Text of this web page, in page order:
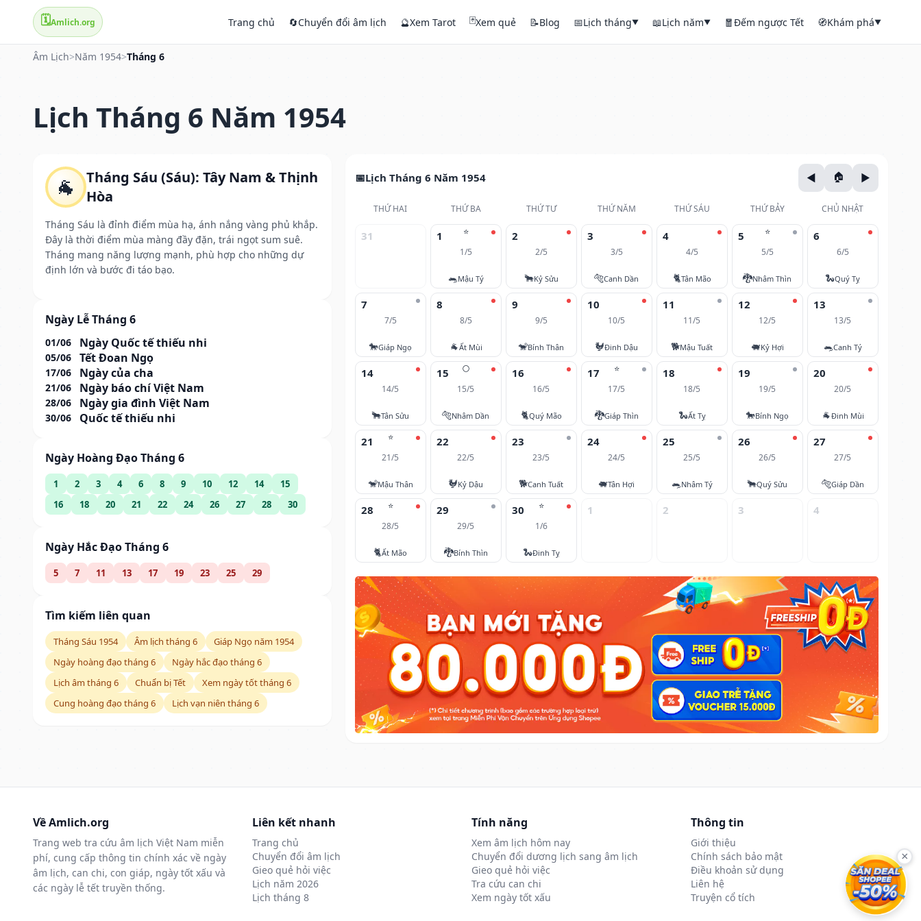
🗓️Amlich.org Trang chủ 🔄Chuyển đổi âm lịch 🔮Xem Tarot 🃏Xem quẻ 📝Blog 📅Lịch tháng▼ 📖Lịch năm▼ 🧧Đếm ngược Tết 🧭Khám phá▼
Âm Lịch>Năm 1954>Tháng 6
Lịch Tháng 6 Năm 1954
🐐
Tháng Sáu (Sáu): Tây Nam & Thịnh
Hòa
Tháng Sáu là đỉnh điểm mùa hạ, ánh nắng vàng phủ khắp.
Đây là thời điểm mùa màng đầy đặn, trái ngọt sum suê.
Tháng mang năng lượng mạnh, phù hợp cho những dự
định lớn và bước đi táo bạo.
Ngày Lễ Tháng 6
01/06 Ngày Quốc tế thiếu nhi
05/06 Tết Đoan Ngọ
17/06 Ngày của cha
21/06 Ngày báo chí Việt Nam
28/06 Ngày gia đình Việt Nam
30/06 Quốc tế thiếu nhi
Ngày Hoàng Đạo Tháng 6
1 2 3 4 6 8 9 10 12 14
15
16
18 20 21 22 24 26 27 28 30
Ngày Hắc Đạo Tháng 6
5 7 11 13 17 19 23 25 29
Tìm kiếm liên quan
Tháng Sáu 1954 Âm lịch tháng 6
Giáp Ngọ năm 1954
Ngày hoàng đạo tháng 6
Ngày hắc đạo tháng 6
Lịch âm tháng 6
Chuẩn bị Tết
Xem ngày tốt tháng 6
Cung hoàng đạo tháng 6
Lịch vạn niên tháng 6
Lịch Tháng 6 Năm 1954
THỨ HAI THỨ BA THỨ TƯ THỨ NĂM THỨ SÁU THỨ BẢY CHỦ NHẬT
31 ⭐
1
1/5
🐀Mậu Tý
2
2/5
🐂Kỷ Sửu
3
3/5
🐅Canh Dần
4
4/5
🐈Tân Mão
⭐
5
5/5
🐉Nhâm Thìn
6
6/5
🐍Quý Tỵ
7
7/5
🐎Giáp Ngọ
8
8/5
🐐Ất Mùi
9
9/5
🐒Bính Thân
10
10/5
🐓Đinh Dậu
11
11/5
🐕Mậu Tuất
12
12/5
🐖Kỷ Hợi
13
13/5
🐀Canh Tý
14
14/5
🐂Tân Sửu
🌕
15
15/5
🐅Nhâm Dần
16
16/5
🐈Quý Mão
⭐
17
17/5
🐉Giáp Thìn
18
18/5
🐍Ất Tỵ
19
19/5
🐎Bính Ngọ
20
20/5
🐐Đinh Mùi
⭐
21
21/5
🐒Mậu Thân
22
22/5
🐓Kỷ Dậu
23
23/5
🐕Canh Tuất
24
24/5
🐖Tân Hợi
25
25/5
🐀Nhâm Tý
26
26/5
🐂Quý Sửu
27
27/5
🐅Giáp Dần
⭐
28
28/5
🐈Ất Mão
29
29/5
🐉Bính Thìn
⭐
30
1/6
🐍Đinh Tỵ
1 2 3 4
Về Amlich.org
Trang web tra cứu âm lịch Việt Nam miễn
phí, cung cấp thông tin chính xác về ngày
âm lịch, can chi, con giáp, ngày tốt xấu và
các ngày lễ tết truyền thống.
Liên kết nhanh
Trang chủ
Chuyển đổi âm lịch
Gieo quẻ hỏi việc
Lịch năm 2026
Lịch tháng 8
Tính năng
Xem âm lịch hôm nay
Chuyển đổi dương lịch sang âm lịch
Gieo quẻ hỏi việc
Tra cứu can chi
Xem ngày tốt xấu
Thông tin
Giới thiệu
Chính sách bảo mật
Điều khoản sử dụng
Liên hệ
Truyện cổ tích
×